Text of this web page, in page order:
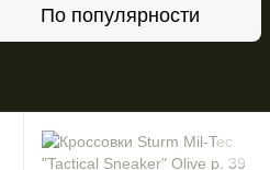
По популярности